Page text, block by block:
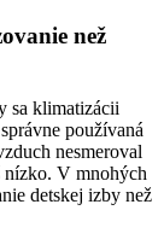
než
sa klimatizácii
používaná
nesmeroval
nízko. V mnohých
detskej izby než